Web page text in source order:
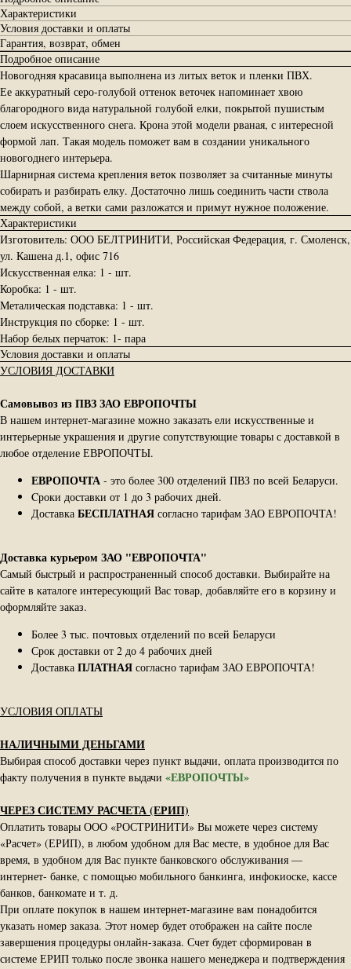
Характеристики
Условия доставки и оплаты
Гарантия, возврат, обмен
Подробное описание
Новогодняя красавица выполнена из литых веток и пленки ПВХ.
Ее аккуратный серо-голубой оттенок веточек напоминает хвою
благородного вида натуральной голубой елки, покрытой пушистым
слоем искусственного снега. Крона этой модели рваная, с интересной
формой лап. Такая модель поможет вам в создании уникального
новогоднего интерьера.
Шарнирная система крепления веток позволяет за считанные минуты
собирать и разбирать елку. Достаточно лишь соединить части ствола
между собой, а ветки сами разложатся и примут нужное положение.
Характеристики
Изготовитель: ООО БЕЛТРИНИТИ, Российская Федерация, г. Смоленск,
ул. Кашена д.1, офис 716
Искусственная елка: 1 - шт.
Коробка: 1 - шт.
Металическая подставка: 1 - шт.
Инструкция по сборке: 1 - шт.
Набор белых перчаток: 1- пара
Условия доставки и оплаты
УСЛОВИЯ ДОСТАВКИ
Самовывоз из ПВЗ ЗАО ЕВРОПОЧТЫ
В нашем интернет-магазине можно заказать ели искусственные и
интерьерные украшения и другие сопутствующие товары с доставкой в
любое отделение ЕВРОПОЧТЫ.
ЕВРОПОЧТА - это более 300 отделений ПВЗ по всей Беларуси.
Cроки доставки от 1 до 3 рабочих дней.
Доставка БЕСПЛАТНАЯ согласно тарифам ЗАО ЕВРОПОЧТА!
Доставка курьером ЗАО "ЕВРОПОЧТА"
Самый быстрый и распространенный способ доставки. Выбирайте на
сайте в каталоге интересующий Вас товар, добавляйте его в корзину и
оформляйте заказ.
Более 3 тыс. почтовых отделений по всей Беларуси
Срок доставки от 2 до 4 рабочих дней
Доставка ПЛАТНАЯ согласно тарифам ЗАО ЕВРОПОЧТА!
УСЛОВИЯ ОПЛАТЫ
НАЛИЧНЫМИ ДЕНЬГАМИ
Выбирая способ доставки через пункт выдачи, оплата производится по
факту получения в пункте выдачи «ЕВРОПОЧТЫ»
ЧЕРЕЗ СИСТЕМУ РАСЧЕТА (ЕРИП)
Оплатить товары ООО «РОСТРИНИТИ» Вы можете через систему
«Расчет» (ЕРИП), в любом удобном для Вас месте, в удобное для Вас
время, в удобном для Вас пункте банковского обслуживания —
интернет- банке, с помощью мобильного банкинга, инфокиоске, кассе
банков, банкомате и т. д.
При оплате покупок в нашем интернет-магазине вам понадобится
указать номер заказа. Этот номер будет отображен на сайте после
завершения процедуры онлайн-заказа. Счет будет сформирован в
системе ЕРИП только после звонка нашего менеджера и подтверждения